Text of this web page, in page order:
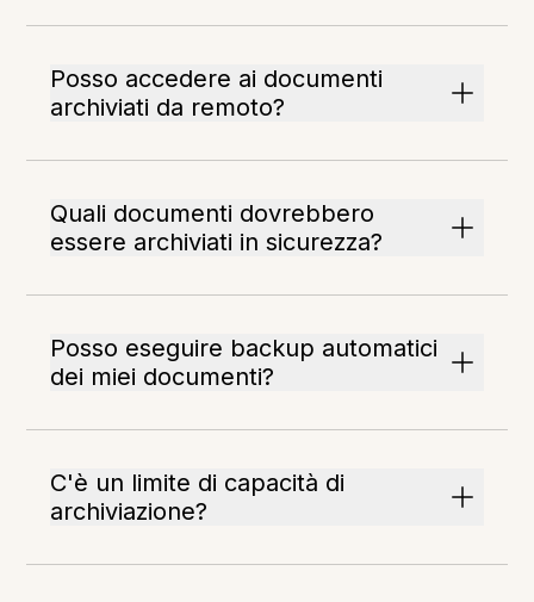
Posso accedere ai documenti
archiviati da remoto?
Quali documenti dovrebbero
essere archiviati in sicurezza?
Posso eseguire backup automatici
dei miei documenti?
C'è un limite di capacità di
archiviazione?